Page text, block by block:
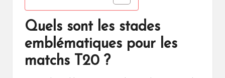
Quels sont les stades
emblématiques pour les
matchs T20 ?